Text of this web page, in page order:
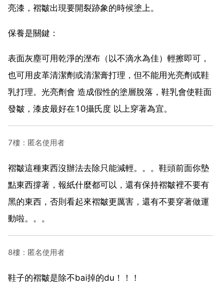
亮漆，褶皺出現要開裂跡象的時候塗上。
保養是關鍵：
表面灰塵可用乾淨的溼布（以不滴水為佳）輕擦即可，
也可用皮革清潔劑或清潔膏打理，但不能用光亮劑或鞋
乳打理。光亮劑會 造成假性的塗層脫落，鞋乳會使鞋面
發皺，漆皮最好在10攝氏度 以上穿著為宜。
7樓：匿名使用者
褶皺這種東西沒辦法去除只能減輕。。。鞋頭前面你墊
點東西撐著，報紙什麼都可以，還有保持褶皺裡不要有
黑的東西，否則看起來褶皺更厲害，還有不要穿著做運
動啦。。。
8樓：匿名使用者
鞋子的褶皺是除不bai掉的du！！！